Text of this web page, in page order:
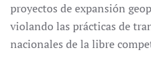
proyectos de expansión
violando las prácticas de
nacionales de la libre